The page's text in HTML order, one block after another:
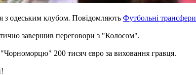
з одеським клубом. Повідомляють Футбольні трансфери
завершив переговори з "Колосом".
200 тисяч євро за виховання гравця.